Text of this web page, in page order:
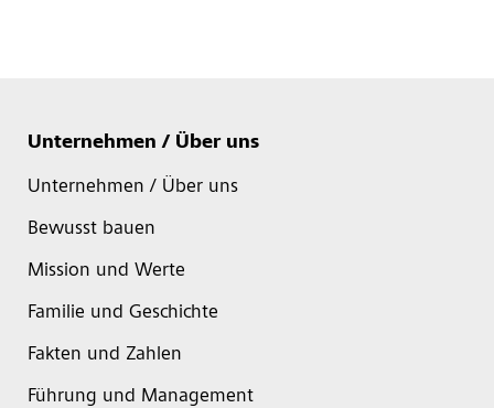
Unternehmen / Über uns
Unternehmen / Über uns
Bewusst bauen
Mission und Werte
Familie und Geschichte
Fakten und Zahlen
Führung und Management